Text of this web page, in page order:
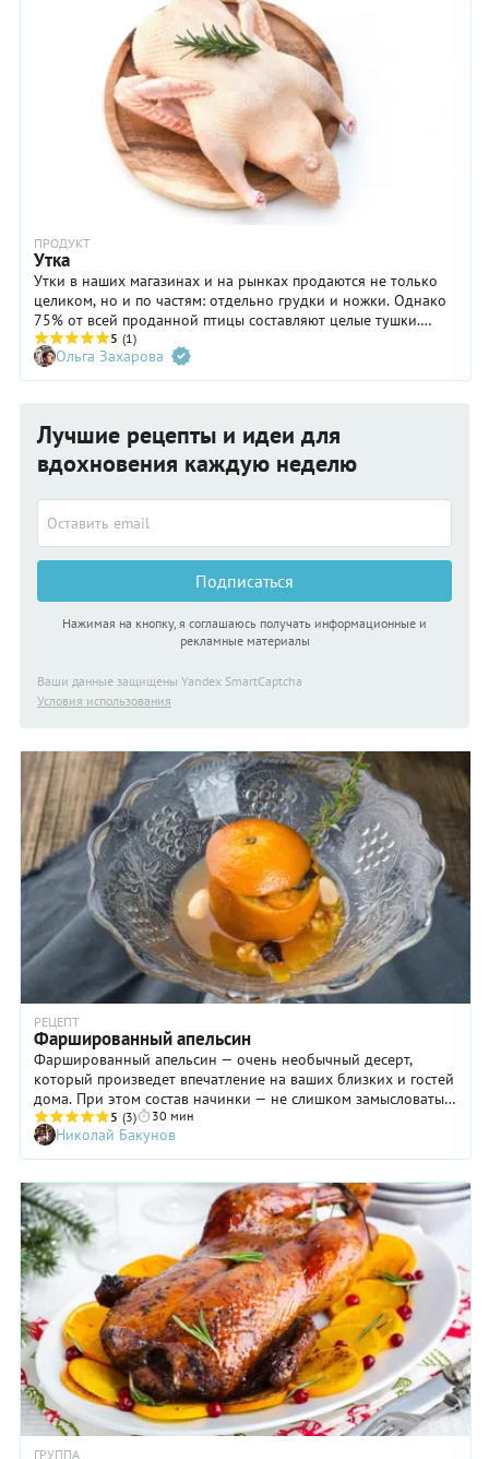
ПРОДУКТ
Утка
Утки в наших магазинах и на рынках продаются не только
целиком, но и по частям: отдельно грудки и ножки. Однако
75% от всей проданной птицы составляют целые тушки.
Российские кулинары считают утку птицей праздничной,
запекая ее чаще всего на новогодние праздники целиком.
5 (1)
Ольга Захарова
Лучшие рецепты и идеи для
вдохновения каждую неделю
Подписаться
Нажимая на кнопку, я соглашаюсь получать информационные и
рекламные материалы
Ваши данные защищены Yandex SmartCaptcha
Условия использования
РЕЦЕПТ
Фаршированный апельсин
Фаршированный апельсин — очень необычный десерт,
который произведет впечатление на ваших близких и гостей
дома. При этом состав начинки — не слишком замысловатый:
орехи, мед и сухофрукты. Но яркие цитрусовые ноты,
отвечающие не только за вкус, но и за аромат десерта,
выводят эту «простоту» на новый уровень. Да и сама подача
блюда производит впечатление: роль посуды выполняет
«чашечка» из кожуры апельсина. Правда, готовятся
фаршированные апельсины не слишком быстро: они
требуют предварительного «отдыха» до варки и
последующего охлаждения. Но продегустировав десерт, вы
не пожалеете ни об одной потраченной минуте!
5 (3) 30 мин
Николай Бакунов
ГРУППА